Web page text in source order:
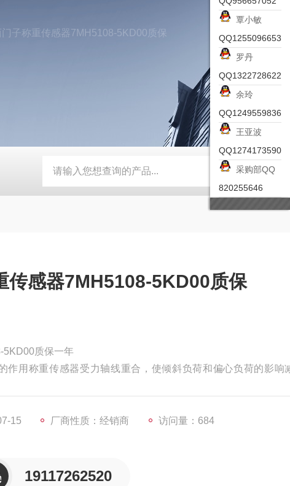
子称重传感器7MH5108-5KD00质保
ZK2-ZSEA-A *皮尔兹PILZ安全激光扫描仪 RZMO-TER-
传感器7MH5108-5KD00质保
5KD00质保一年
作用称重传感器受力轴线重合，使倾斜负荷和偏心负荷的影响
器的话，其底座的安装平面要使用水平仪调整直到水平；如果
15 厂商性质：经销商 访问量：684
19117262520
覃小敏
QQ1255096653
罗丹
QQ1322728622
余玲
QQ1249559836
王亚波
QQ1274173590
采购部QQ
820255646